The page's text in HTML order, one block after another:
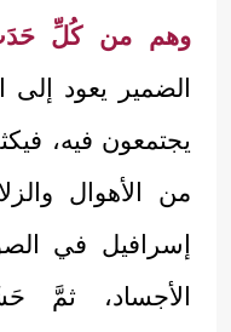
وهم من كُلِّ
الضمير يعود إلى
يجتمعون فيه،
من الأهوال
إسرافيل في
الأجساد، ثمَّ